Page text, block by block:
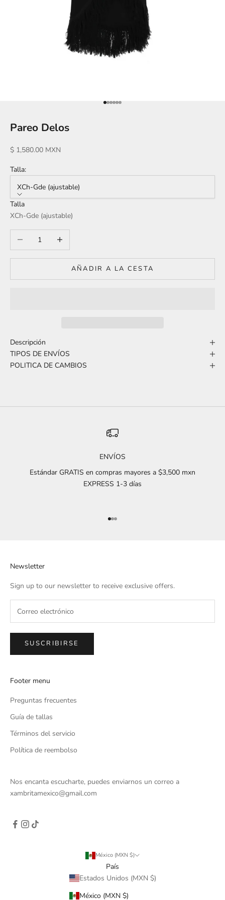
Ir al artículo 1
Ir al artículo 2
Ir al artículo 3
Ir al artículo 4
Ir al artículo 5
Ir al artículo 6
Pareo Delos
Precio de oferta
$ 1,580.00 MXN
Talla:
XCh-Gde (ajustable)
Talla
XCh-Gde (ajustable)
Reducir cantidadAumentar cantidad
AÑADIR A LA CESTA
Descripción
TIPOS DE ENVÍOS
POLITICA DE CAMBIOS
ENVÍOS
Estándar GRATIS en compras mayores a $3,500 mxn
EXPRESS 1-3 días
Ir al artículo 1
Ir al artículo 2
Ir al artículo 3
Newsletter
Sign up to our newsletter to receive exclusive offers.
SUSCRIBIRSE
Footer menu
Preguntas frecuentes
Guía de tallas
Términos del servicio
Política de reembolso
Nos encanta escucharte, puedes enviarnos un correo a
xambritamexico@gmail.com
México (MXN $)
País
Estados Unidos (MXN $)
México (MXN $)